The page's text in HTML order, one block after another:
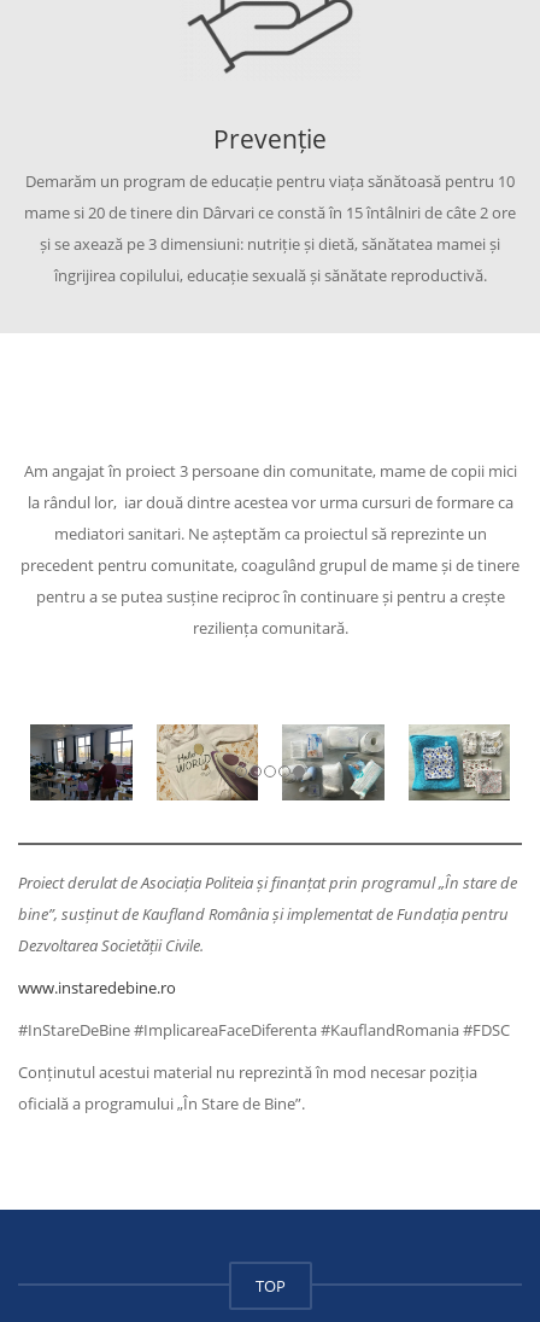
Prevenție
Demarăm un program de educație pentru viața sănătoasă pentru 10
mame si 20 de tinere din Dârvari ce constă în 15 întâlniri de câte 2 ore
și se axează pe 3 dimensiuni: nutriție și dietă, sănătatea mamei și
îngrijirea copilului, educație sexuală și sănătate reproductivă.
Am angajat în proiect 3 persoane din comunitate, mame de copii mici
la rândul lor, iar două dintre acestea vor urma cursuri de formare ca
mediatori sanitari. Ne așteptăm ca proiectul să reprezinte un
precedent pentru comunitate, coagulând grupul de mame și de tinere
pentru a se putea susține reciproc în continuare și pentru a crește
reziliența comunitară.
Proiect derulat de Asociația Politeia și finanțat prin programul „În stare de
bine”, susținut de Kaufland România și implementat de Fundația pentru
Dezvoltarea Societății Civile.
www.instaredebine.ro
#InStareDeBine #ImplicareaFaceDiferenta #KauflandRomania #FDSC
Conținutul acestui material nu reprezintă în mod necesar poziția
oficială a programului „În Stare de Bine”.
TOP